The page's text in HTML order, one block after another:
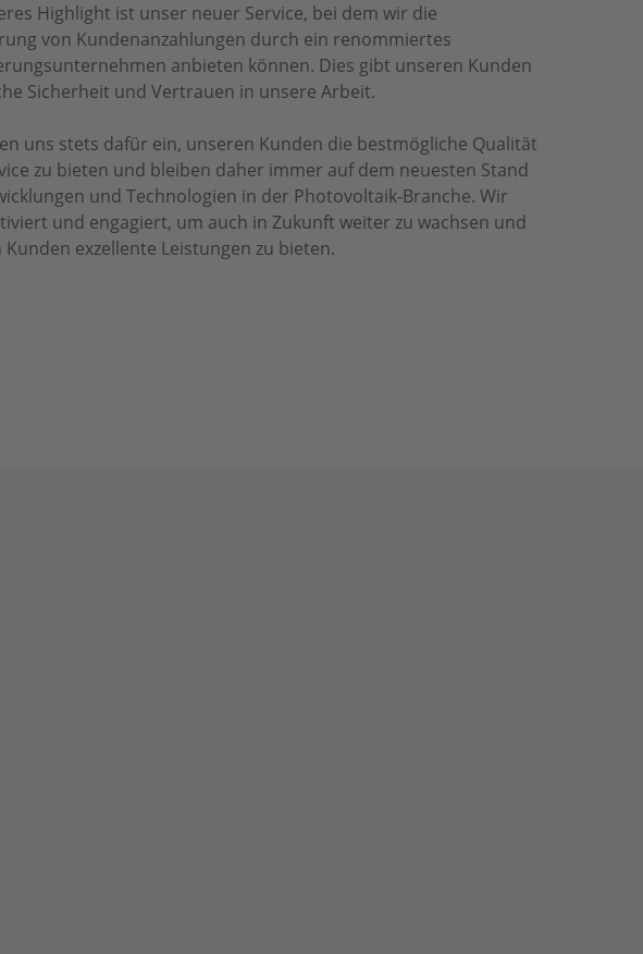
Highlight ist unser neuer Service, bei dem wir die
von Kundenanzahlungen durch ein renommiertes
anbieten können. Dies gibt unseren Kunden
Sicherheit und Vertrauen in unsere Arbeit.
uns stets dafür ein, unseren Kunden die bestmögliche Qualität
zu bieten und bleiben daher immer auf dem neuesten Stand
und Technologien in der Photovoltaik-Branche. Wir
und engagiert, um auch in Zukunft weiter zu wachsen und
Kunden exzellente Leistungen zu bieten.